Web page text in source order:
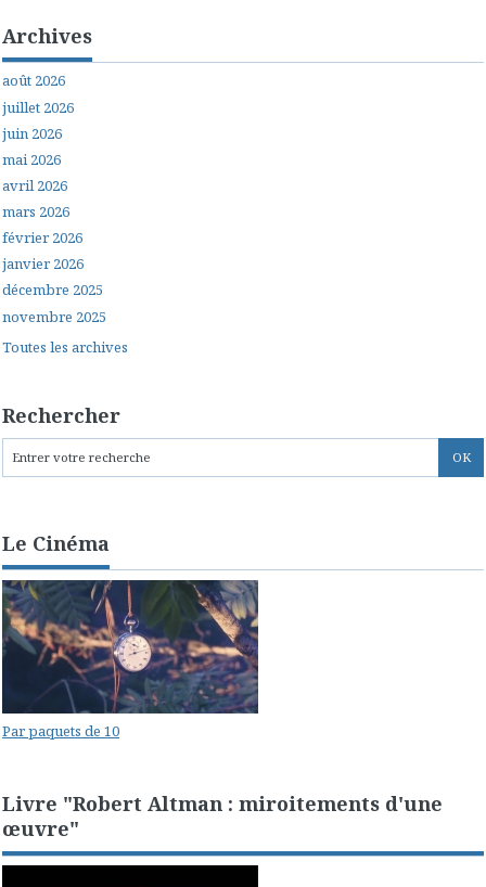
Archives
août 2026
juillet 2026
juin 2026
mai 2026
avril 2026
mars 2026
février 2026
janvier 2026
décembre 2025
novembre 2025
Toutes les archives
Rechercher
Le Cinéma
Par paquets de 10
Livre "Robert Altman : miroitements d'une
œuvre"